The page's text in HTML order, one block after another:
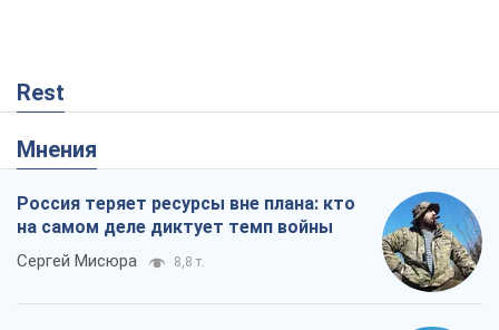
Rest
Мнения
Россия теряет ресурсы вне плана: кто
на самом деле диктует темп войны
Сергей Мисюра 8,8 т.